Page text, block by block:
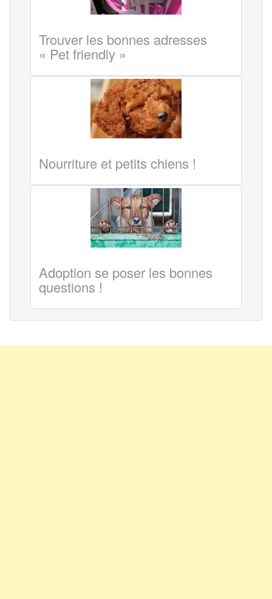
Trouver les bonnes adresses
« Pet friendly »
Nourriture et petits chiens !
Adoption se poser les bonnes
questions !